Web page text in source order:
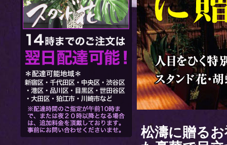
松濤に贈る